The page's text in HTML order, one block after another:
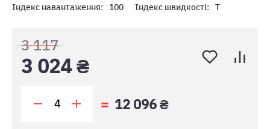
Індекс навантаження:
100 Індекс швидкості: T
3 117
3 024 ₴
12 096 ₴